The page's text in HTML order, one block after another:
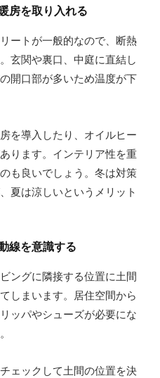
房を取り入れる
ートが一般的なので、断熱
玄関や裏口、中庭に直結し
開口部が多いため温度が下
を導入したり、オイルヒー
ります。インテリア性を重
も良いでしょう。冬は対策
夏は涼しいというメリット
線を意識する
ングに隣接する位置に土間
しまいます。居住空間から
ッパやシューズが必要にな
ェックして土間の位置を決